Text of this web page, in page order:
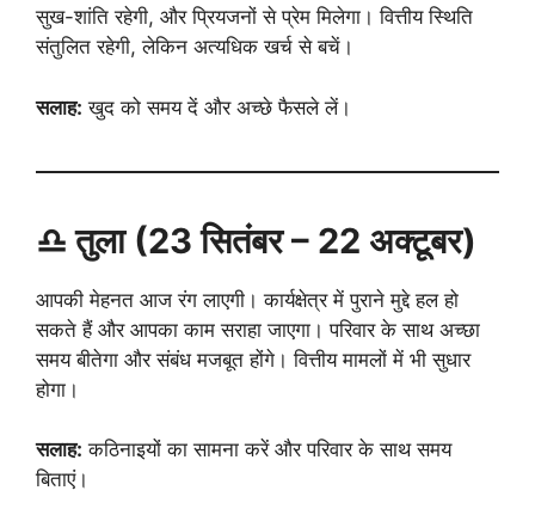
सुख-शांति रहेगी, और प्रियजनों से प्रेम मिलेगा। वित्तीय स्थिति
संतुलित रहेगी, लेकिन अत्यधिक खर्च से बचें।
सलाह: खुद को समय दें और अच्छे फैसले लें।
♎ तुला (23 सितंबर – 22 अक्टूबर)
आपकी मेहनत आज रंग लाएगी। कार्यक्षेत्र में पुराने मुद्दे हल हो
सकते हैं और आपका काम सराहा जाएगा। परिवार के साथ अच्छा
समय बीतेगा और संबंध मजबूत होंगे। वित्तीय मामलों में भी सुधार
होगा।
सलाह: कठिनाइयों का सामना करें और परिवार के साथ समय
बिताएं।